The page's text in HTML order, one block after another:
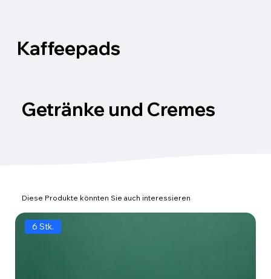
Kaffeepads
Getränke und Cremes
Diese Produkte könnten Sie auch interessieren
6 Stk.